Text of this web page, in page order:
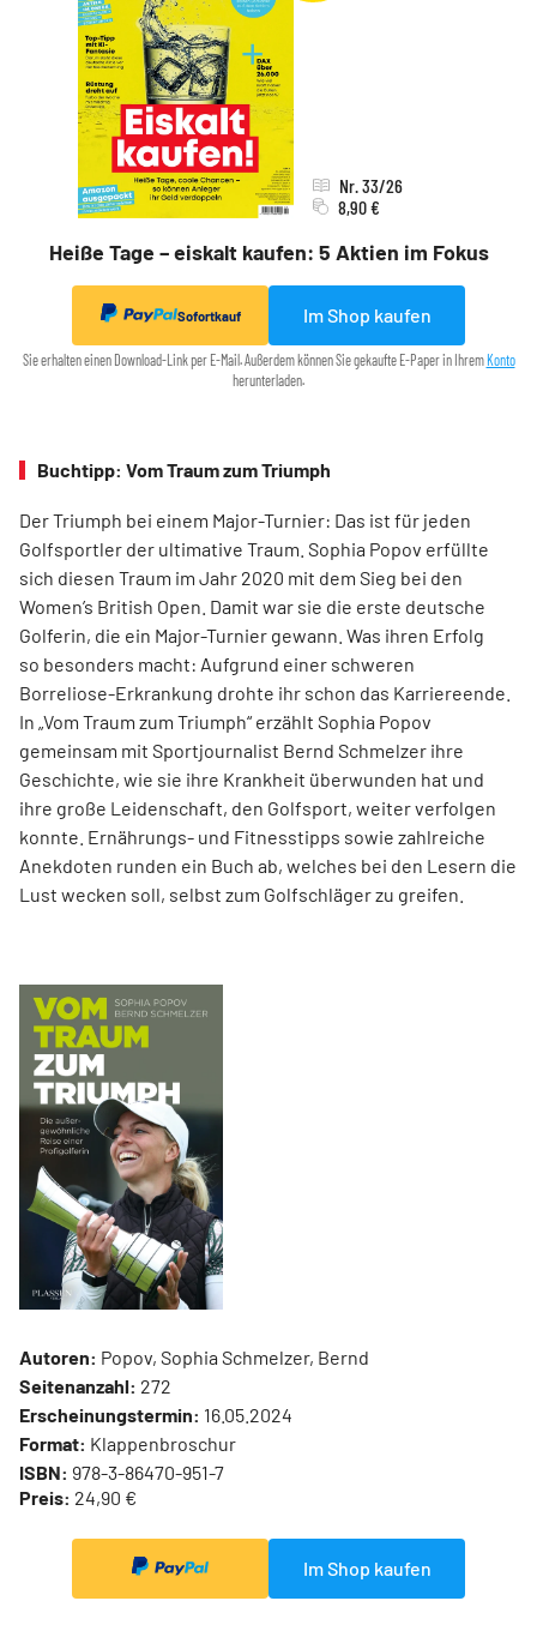
Heiße Tage – eiskalt kaufen: 5 Aktien im Fokus
Nr. 33/26
8,90 €
Sofortkauf Im Shop kaufen
Sie erhalten einen Download-Link per E-Mail. Außerdem können Sie gekaufte E-Paper in Ihrem Konto
herunterladen.
Buchtipp: Vom Traum zum Triumph
Der Triumph bei einem Major-Turnier: Das ist für jeden
Golfsportler der ultimative Traum. Sophia Popov erfüllte
sich diesen Traum im Jahr 2020 mit dem Sieg bei den
Women’s British Open. Damit war sie die erste deutsche
Golferin, die ein Major-Turnier gewann. Was ihren Erfolg
so besonders macht: Aufgrund einer schweren
Borreliose-­Erkrankung drohte ihr schon das Karriereende.
In „Vom Traum zum Triumph“ erzählt Sophia Popov
gemeinsam mit Sport­journalist Bernd Schmelzer ihre
Geschichte, wie sie ihre Krankheit überwunden hat und
ihre große Leidenschaft, den Golfsport, weiter verfolgen
konnte. Ernährungs- und Fitnesstipps sowie zahlreiche
Anekdoten runden ein Buch ab, welches bei den Lesern die
Lust wecken soll, selbst zum Golfschläger zu greifen.
Autoren: Popov, Sophia Schmelzer, Bernd
Seitenanzahl: 272
Erscheinungstermin: 16.05.2024
Format: Klappenbroschur
ISBN: 978-3-86470-951-7
Preis: 24,90 €
Im Shop kaufen